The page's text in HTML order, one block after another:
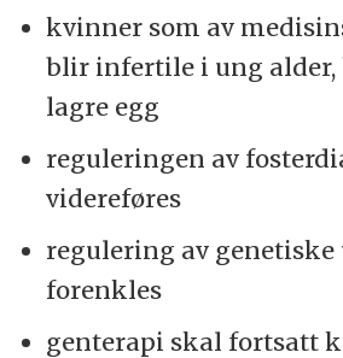
kvinner som av
blir infertile i ung alder,
lagre egg
reguleringen av
videreføres
regulering av genetiske
forenkles
genterapi skal fortsatt